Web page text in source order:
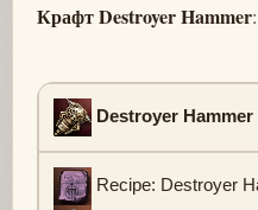
Крафт Destroyer Hammer:
Destroyer Hammer
Recipe: Destroyer